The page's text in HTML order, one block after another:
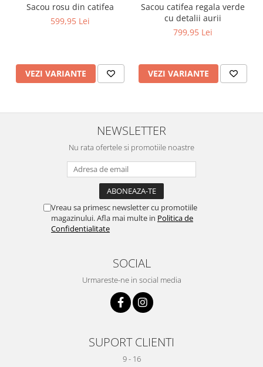
Sacou rosu din catifea
599,95 Lei
VEZI VARIANTE
Sacou catifea regala verde
cu detalii aurii
799,95 Lei
VEZI VARIANTE
NEWSLETTER
Nu rata ofertele si promotiile noastre
Vreau sa primesc newsletter cu promotiile
magazinului. Afla mai multe in Politica de
Confidentialitate
SOCIAL
Urmareste-ne in social media
SUPORT CLIENTI
9 - 16